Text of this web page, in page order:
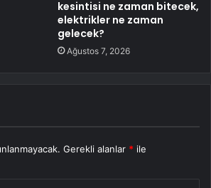
kesintisi ne zaman bitecek,
elektrikler ne zaman
gelecek?
Ağustos 7, 2026
Gerekli alanlar * ile